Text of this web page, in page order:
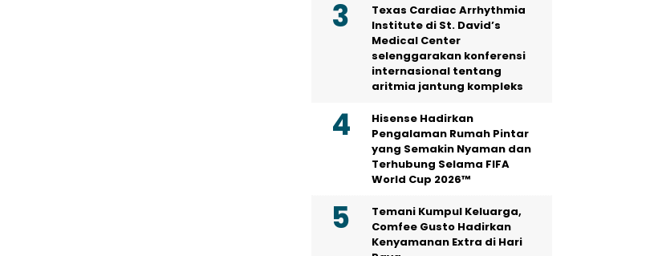
Texas Cardiac Arrhythmia
Institute di St. David’s
Medical Center
selenggarakan konferensi
internasional tentang
aritmia jantung kompleks
Hisense Hadirkan
Pengalaman Rumah Pintar
yang Semakin Nyaman dan
Terhubung Selama FIFA
World Cup 2026™
Temani Kumpul Keluarga,
Comfee Gusto Hadirkan
Kenyamanan Extra di Hari